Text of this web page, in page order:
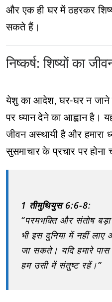
और एक ही घर में ठहरकर
सकते हैं।
निष्कर्ष: शिष्यों का
येशु का आदेश, घर-घर न जाने
पर ध्यान देने का आह्वान है।
जीवन अस्थायी है और हमारा
सुसमाचार के प्रचार पर होना
1 तीमुथियुस 6:6-8:
“परमभक्ति और संतोष
भी इस दुनिया में नहीं
जा सकते। यदि हमारे
हम उसी में संतुष्ट रहें।”